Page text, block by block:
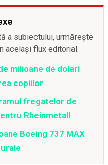
a subiectului, urmărește
același flux editorial.
milioane de dolari
copiilor
fregatelor de
Rheinmetall
Boeing 737 MAX